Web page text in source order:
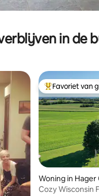
in de
Topfavoriet
Favoriet van
Woning in Hager
Cozy Wisconsin